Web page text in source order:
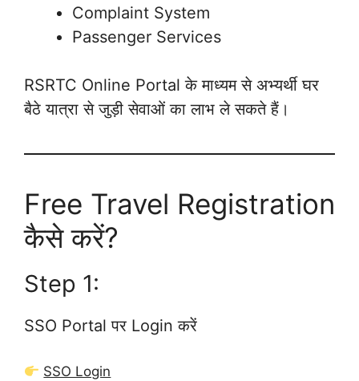
Complaint System
Passenger Services
RSRTC Online Portal के माध्यम से अभ्यर्थी घर
बैठे यात्रा से जुड़ी सेवाओं का लाभ ले सकते हैं।
Free Travel Registration
कैसे करें?
Step 1:
SSO Portal पर Login करें
SSO Login